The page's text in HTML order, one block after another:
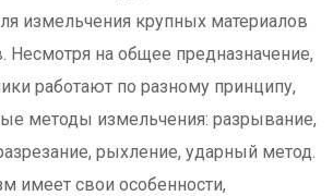
измельчения крупных материалов
Несмотря на общее предназначение,
работают по разному принципу,
методы измельчения: разрывание,
рыхление, ударный метод.
имеет свои особенности,